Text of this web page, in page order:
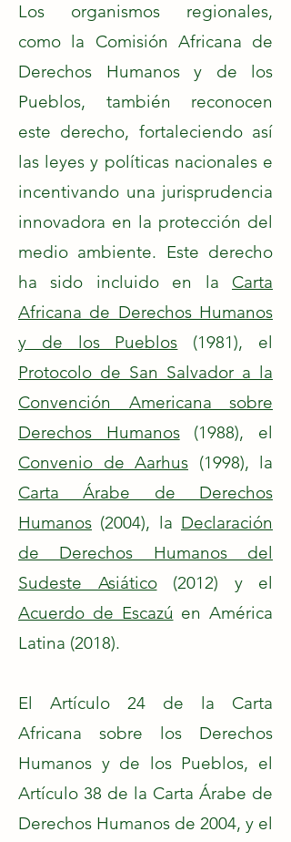
Los organismos regionales,
como la Comisión Africana de
Derechos Humanos y de los
Pueblos, también reconocen
este derecho, fortaleciendo así
las leyes y políticas nacionales e
incentivando una jurisprudencia
innovadora en la protección del
medio ambiente. Este derecho
ha sido incluido en la Carta
Africana de Derechos Humanos
y de los Pueblos (1981), el
Protocolo de San Salvador a la
Convención Americana sobre
Derechos Humanos(1988), el
Convenio de Aarhus (1998), la
Carta Árabe de Derechos
Humanos (2004), la Declaración
de Derechos Humanos del
Sudeste Asiático(2012) y el
Acuerdo de Escazú en América
Latina (2018).
El Artículo 24 de la Carta
Africana sobre los Derechos
Humanos y de los Pueblos, el
Artículo 38 de la Carta Árabe de
Derechos Humanos de 2004, y el